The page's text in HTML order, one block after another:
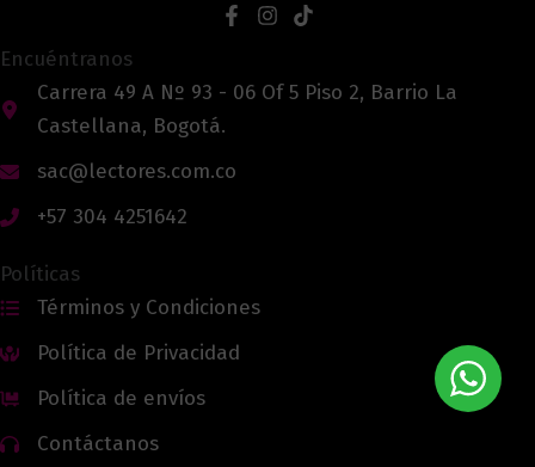
Encuéntranos
Carrera 49 A Nº 93 - 06 Of 5 Piso 2, Barrio La
Castellana, Bogotá.
sac@lectores.com.co
+57 304 4251642
Políticas
Términos y Condiciones
Política de Privacidad
Política de envíos
Contáctanos